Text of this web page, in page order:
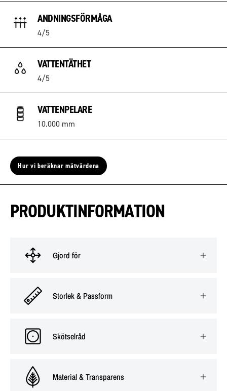
ANDNINGSFÖRMÅGA
4/5
VATTENTÄTHET
4/5
VATTENPELARE
10.000 mm
Hur vi beräknar mätvärdena
PRODUKTINFORMATION
Gjord för
Storlek & Passform
Skötselråd
Material & Transparens